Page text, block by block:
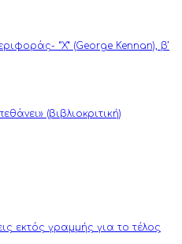
“Χ” (George Kennan), β’
(βιβλιοκριτική)
εκτός γραμμής για το τέλος